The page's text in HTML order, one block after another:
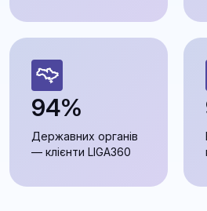
94%
Державних органів
— клієнти LIGA360